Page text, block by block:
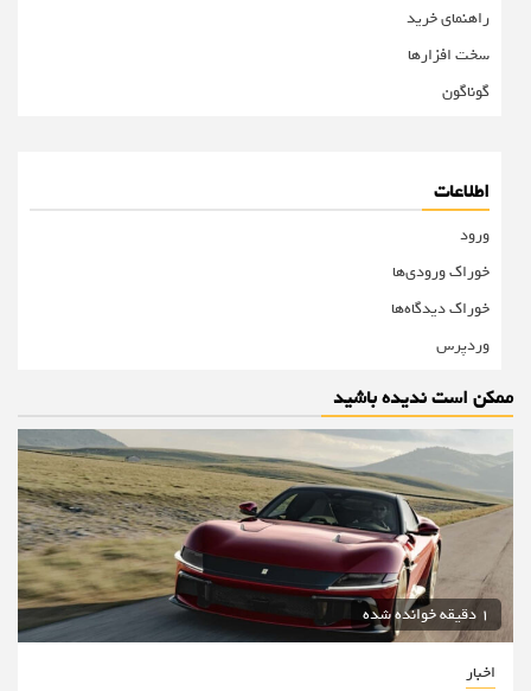
راهنمای خرید
سخت افزارها
گوناگون
اطلاعات
ورود
خوراک ورودی‌ها
خوراک دیدگاه‌ها
وردپرس
ممکن است ندیده باشید
1 دقیقه خوانده شده
اخبار